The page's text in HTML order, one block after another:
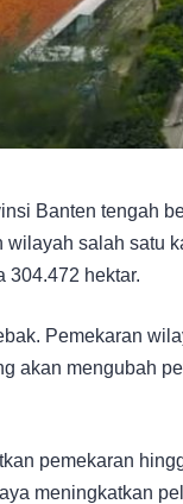
Banten tengah
wilayah salah satu
304.472 hektar.
Pemekaran
akan mengubah
pemekaran
meningkatkan